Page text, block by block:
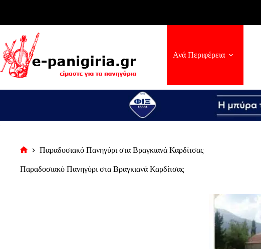
Ανά Περιφέρεια
σελίδα
Παραδοσιακό Πανηγύρι στα Βραγκιανά Καρδίτσας
Παραδοσιακό Πανηγύρι στα Βραγκιανά Καρδίτσας